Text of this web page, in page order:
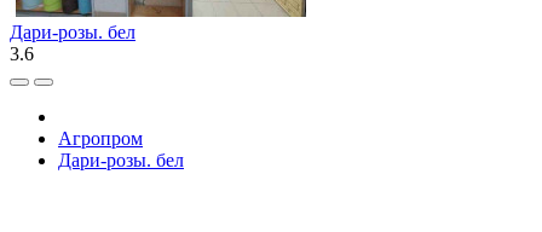
Дари-розы. бел
3.6
Агропром
Дари-розы. бел